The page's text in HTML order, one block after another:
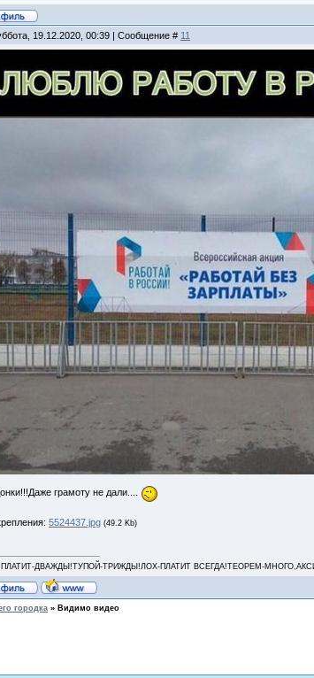
19.12.2020, 00:39 | Сообщение # 11
грамоту не дали....
5524437.jpg (49.2 Kb)
ДВАЖДЫ!ТУПОЙ-ТРИЖДЫ!ЛОХ-ПЛАТИТ ВСЕГДА!ТЕОРЕМ-
городка » Видимо видео